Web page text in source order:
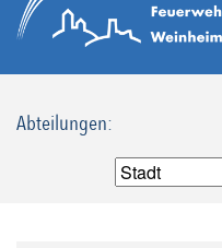
Abteilungen: